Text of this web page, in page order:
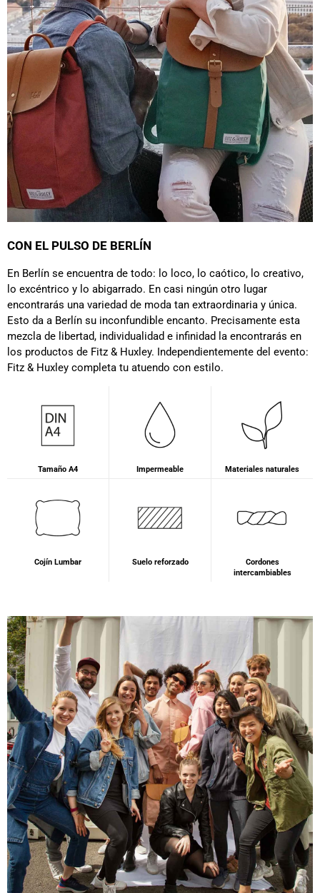
CON EL PULSO DE BERLÍN
En Berlín se encuentra de todo: lo loco, lo caótico, lo creativo,
lo excéntrico y lo abigarrado. En casi ningún otro lugar
encontrarás una variedad de moda tan extraordinaria y única.
Esto da a Berlín su inconfundible encanto. Precisamente esta
mezcla de libertad, individualidad e infinidad la encontrarás en
los productos de Fitz & Huxley. Independientemente del evento:
Fitz & Huxley completa tu atuendo con estilo.
Tamaño A4 Impermeable Materiales naturales
Cojín Lumbar Suelo reforzado
Cordones
intercambiables